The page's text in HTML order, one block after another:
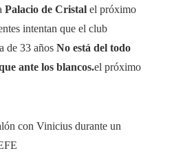
Palacio de Cristal el próximo
intentan que el club
de 33 años No está del todo
ante los blancos.el próximo
con Vinicius durante un